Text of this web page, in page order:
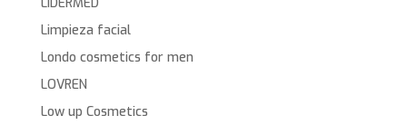
Limpieza facial
Londo cosmetics for men
LOVREN
Low up Cosmetics